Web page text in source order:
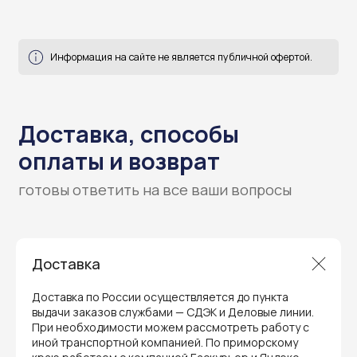
Доставка
Доставка по России осуществляется до пункта
выдачи заказов службами — СДЭК и Деловые линии.
При необходимости можем рассмотреть работу с
иной транспортной компанией. По приморскому
Гарантия и поддержка
Мы предлагаем полный послепродажный
ремонт и сервис